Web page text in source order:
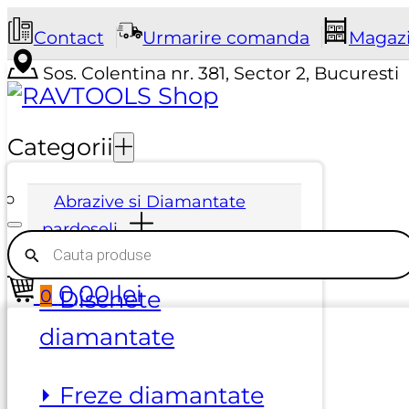
Contact Urmarire comanda
Sos. Colentina nr. 381, Sector 2, Bucuresti
Categorii
Abrazive si Diamantate
pardoseli
⏵ Dischete
diamantate
⏵ Freze diamantate
Products
search
0 0,00lei